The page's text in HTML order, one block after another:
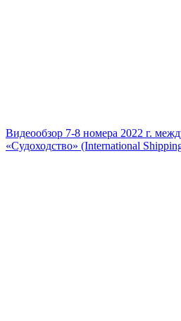
Видеообзор 7-8 номера 2022 г.
«Судоходство» (International